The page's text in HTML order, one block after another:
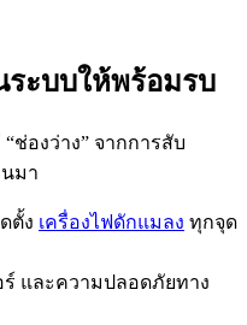
ระบบให้พร้อมรบ
ช่องว่าง” จากการสับ
นมา
ตั้ง เครื่องไฟดักแมลง ทุกจุด
ร์ และความปลอดภัยทาง